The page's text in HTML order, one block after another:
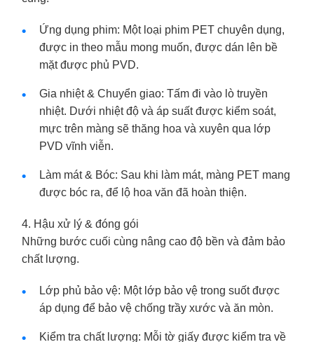
Ứng dụng phim: Một loại phim PET chuyên dụng,
được in theo mẫu mong muốn, được dán lên bề
mặt được phủ PVD.
Gia nhiệt & Chuyển giao: Tấm đi vào lò truyền
nhiệt. Dưới nhiệt độ và áp suất được kiểm soát,
mực trên màng sẽ thăng hoa và xuyên qua lớp
PVD vĩnh viễn.
Làm mát & Bóc: Sau khi làm mát, màng PET mang
được bóc ra, để lộ hoa văn đã hoàn thiện.
4. Hậu xử lý & đóng gói
Những bước cuối cùng nâng cao độ bền và đảm bảo
chất lượng.
Lớp phủ bảo vệ: Một lớp bảo vệ trong suốt được
áp dụng để bảo vệ chống trầy xước và ăn mòn.
Kiểm tra chất lượng: Mỗi tờ giấy được kiểm tra về